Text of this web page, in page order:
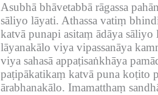
Asubhā bhāvetabbā rāgassa
sāliyo lāyati. Athassa vatiṃ
katvā punapi asitaṃ ādāya sāliyo
lāyanakālo viya vipassanāya
viya sahasā appaṭisaṅkhāya
paṭipākatikaṃ katvā puna koṭito
ārabhanakālo. Imamatthaṃ